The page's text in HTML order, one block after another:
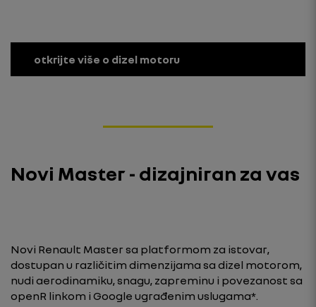
otkrijte više o dizel motoru
Novi Master - dizajniran za vas
Novi Renault Master sa platformom za istovar,
dostupan u različitim dimenzijama sa dizel motorom,
nudi aerodinamiku, snagu, zapreminu i povezanost sa
openR linkom i Google ugrađenim uslugama*.